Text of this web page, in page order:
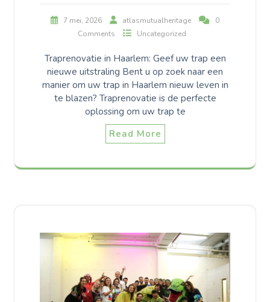
7 mei, 2026 atlasmutualheritage
0
Comments
Uncategorized
Traprenovatie in Haarlem: Geef uw trap een
nieuwe uitstraling Bent u op zoek naar een
manier om uw trap in Haarlem nieuw leven in
te blazen? Traprenovatie is de perfecte
oplossing om uw trap te
Read More